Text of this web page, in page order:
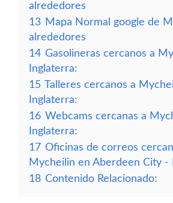
alrededores
13 Mapa Normal google de
alrededores
14 Gasolineras cercanos a
Inglaterra:
15 Talleres cercanos a
Inglaterra:
16 Webcams cercanas a
Inglaterra:
17 Oficinas de correos
Mycheilin en Aberdeen City -
18 Contenido Relacionado: